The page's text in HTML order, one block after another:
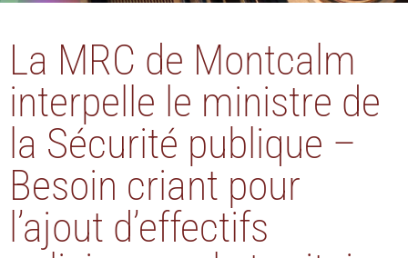
La MRC de Montcalm
interpelle le ministre de
la Sécurité publique –
Besoin criant pour
l’ajout d’effectifs